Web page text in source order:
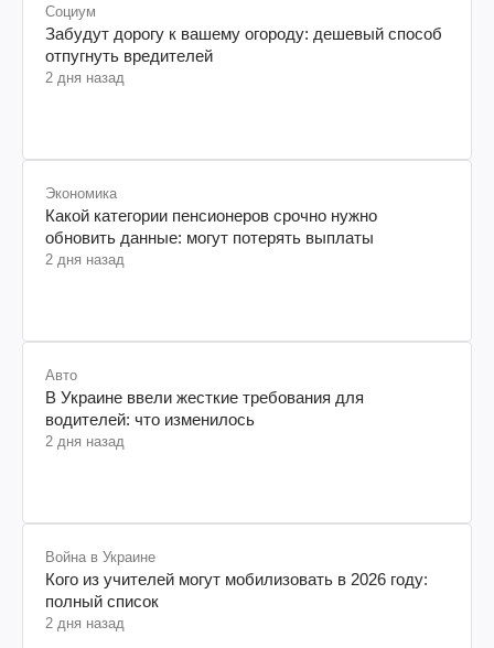
Социум
Забудут дорогу к вашему огороду: дешевый способ
отпугнуть вредителей
2 дня назад
Экономика
Какой категории пенсионеров срочно нужно
обновить данные: могут потерять выплаты
2 дня назад
Авто
В Украине ввели жесткие требования для
водителей: что изменилось
2 дня назад
Война в Украине
Кого из учителей могут мобилизовать в 2026 году:
полный список
2 дня назад